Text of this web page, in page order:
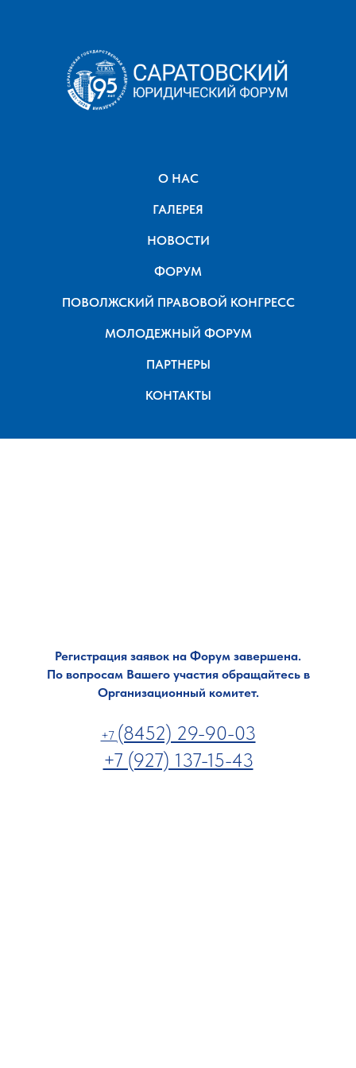
О НАС
ГАЛЕРЕЯ
НОВОСТИ
ФОРУМ
ПОВОЛЖСКИЙ ПРАВОВОЙ КОНГРЕСС
МОЛОДЕЖНЫЙ ФОРУМ
ПАРТНЕРЫ
КОНТАКТЫ
Регистрация заявок на Форум завершена.
По вопросам Вашего участия обращайтесь в
Организационный комитет.
+7 (8452) 29-90-03
+7 (927) 137-15-43